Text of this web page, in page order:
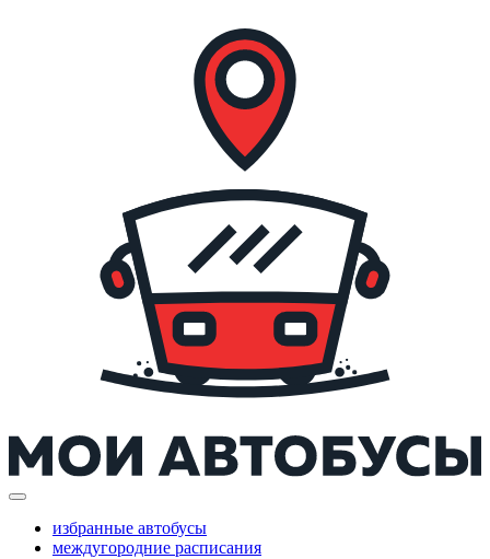
избранные автобусы
междугородние расписания